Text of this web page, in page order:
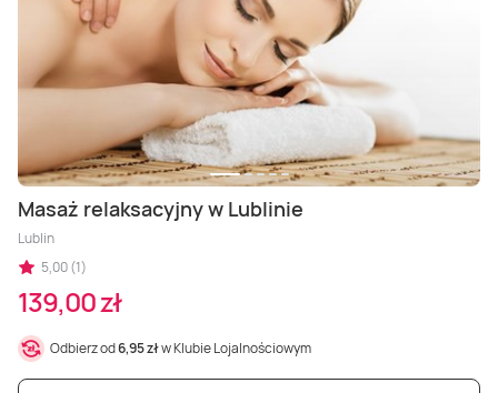
Masaż relaksacyjny w Lublinie
Lublin
5,00 (1)
139,00 zł
Odbierz od6,95 złw Klubie Lojalnościowym